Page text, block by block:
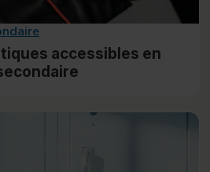
accessibles en